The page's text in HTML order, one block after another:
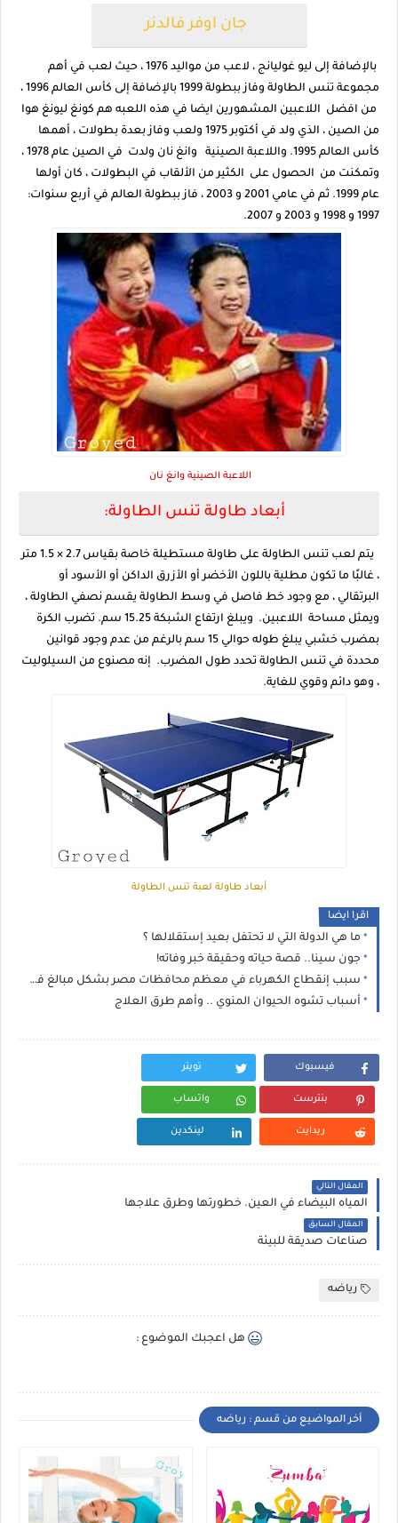
جان اوفر فالدنر
بالإضافة إلى ليو غوليانج ، لاعب من مواليد 1976 ، حيث لعب في أهم
مجموعة تنس الطاولة وفاز ببطولة 1999 بالإضافة إلى كأس العالم 1996 ،
من افضل اللاعبين المشهورين ايضا في هذه اللعبه هم كونغ ليونغ هوا
من الصين ، الذي ولد في أكتوبر 1975 ولعب وفاز بعدة بطولات ، أهمها
كأس العالم 1995. واللاعبة الصينية وانغ نان ولدت في الصين عام 1978 ،
وتمكنت من الحصول على الكثير من الألقاب في البطولات ، كان أولها
عام 1999. ثم في عامي 2001 و 2003 ، فاز ببطولة العالم في أربع سنوات:
1997 و 1998 و 2003 و 2007.
اللاعبة الصينية وانغ نان
أبعاد طاولة تنس الطاولة:
يتم لعب تنس الطاولة على طاولة مستطيلة خاصة بقياس 2.7 × 1.5 متر
، غالبًا ما تكون مطلية باللون الأخضر أو ​​الأزرق الداكن أو الأسود أو
البرتقالي ، مع وجود خط فاصل في وسط الطاولة يقسم نصفي الطاولة ،
ويمثل مساحة اللاعبين. ويبلغ ارتفاع الشبكة 15.25 سم. تضرب الكرة
بمضرب خشبي يبلغ طوله حوالي 15 سم بالرغم من عدم وجود قوانين
محددة في تنس الطاولة تحدد طول المضرب. إنه مصنوع من السيلوليت
، وهو دائم وقوي للغاية.
أبعاد طاولة لعبة تنس الطاولة
اقرا ايضا
ما هي الدولة التي لا تحتفل بعيد إستقلالها ؟
جون سينا.. قصة حياته وحقيقة خبر وفاته!
سبب إنقطاع الكهرباء في معظم محافظات مصر بشكل مبالغ فيه
أسباب تشوه الحيوان المنوي .. وأهم طرق العلاج
فيسبوك تويتر
بنترست واتساب
ريدايت لينكدين
المقال التالي
المياه البيضاء في العين. خطورتها وطرق علاجها
المقال السابق
صناعات صديقة للبيئة
رياضه
هل اعجبك الموضوع :
أخر المواضيع من قسم : رياضه